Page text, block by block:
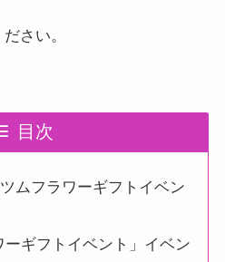
さい。
目次
ムフラワーギフトイベン
ーギフトイベント」イベン